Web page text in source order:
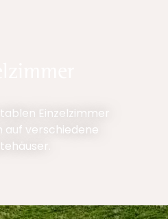
Einzelzimmer
auf verschiedene